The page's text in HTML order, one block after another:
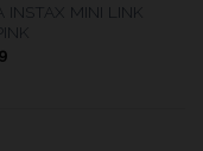
INSTAX MINI LINK